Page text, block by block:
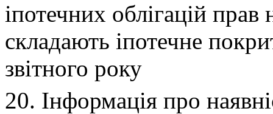
іпотечних облігацій прав
складають іпотечне
звітного року
20. Інформація про